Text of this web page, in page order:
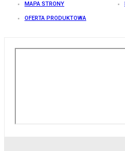
MAPA STRONY
OFERTA PRODUKTOWA